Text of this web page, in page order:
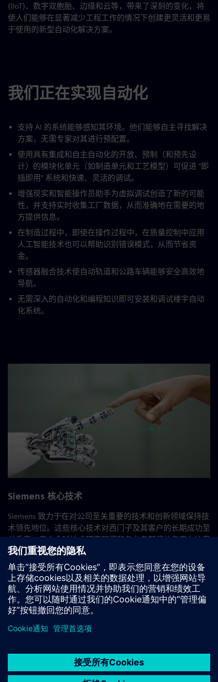
(IIoT)、数字双胞胎、边缘和云等，带来了深刻的变化，将
使人们能够在显著减少工程工作的情况下创建更灵活和更易
于使用的新型自动化解决方案。
我们正在实现自动化
支持 AI 的系统能够感知其环境。他们能够自主寻找解决
方案，无需专家对其进行预配置。
使用具有集成和自主自动化的开放、预制（和预先设
计）的模块化单元（如制造单元和工艺模型）可促进 “即
插即用” 系统和快速、灵活的调试。
增强现实和智能操作员助手为虚拟调试创造了新的可能
性，并支持实时收集工厂数据，从而准确地在需要的地
方提供信息。
在制造过程中，即使在操作过程中，在质量控制中应用
人工智能技术也可以帮助识别错误模式，从而节省资
金。
传感器融合技术使自动轨道和公路车辆能够安全高效地
导航。
无需深入的自动化和编程知识即可安装和调试楼宇自动
化系统。
Siemens 核心技术
Siemens 致力于在对公司至关重要的技术和创新领域保持技
术领先地位。这些核心技术对西门子及其客户的长期成功至
关重要。来自全球技术研究部门和各业务部门的专家在这里
合作，巩固了公司的研发活动。
返回所有 Siemens 核心技术